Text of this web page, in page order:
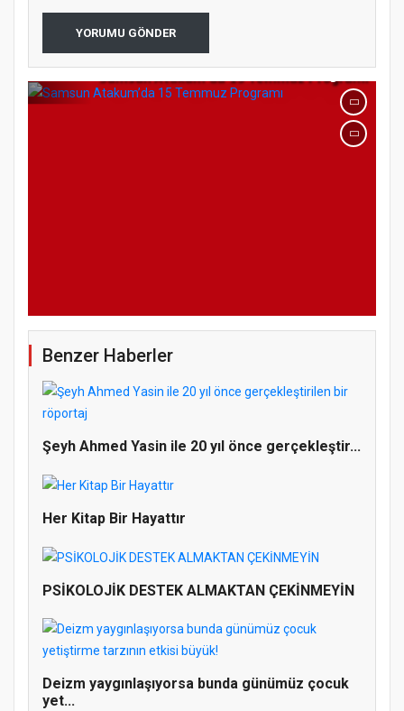
YORUMU GÖNDER
Benzer Haberler
Şeyh Ahmed Yasin ile 20 yıl önce gerçekleştir...
Her Kitap Bir Hayattır
PSİKOLOJİK DESTEK ALMAKTAN ÇEKİNMEYİN
Deizm yaygınlaşıyorsa bunda günümüz çocuk
yet...